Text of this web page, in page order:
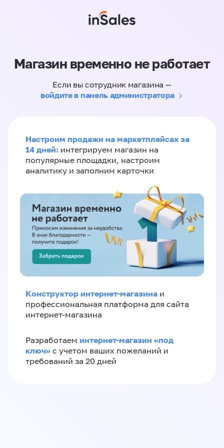
Магазин временно не работает
Если вы сотрудник магазина —
войдите в панель администратора
Настроим продажи на маркетплейсах за
14 дней: интегрируем магазин на
популярные площадки, настроим
аналитику и заполним карточки
Конструктор интернет-магазина и
профессиональная платформа для сайта
интернет-магазина
Разработаем интернет-магазин «‎под
ключ»‎ с учетом ваших пожеланий и
требований за 20 дней